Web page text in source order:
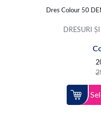
Dres Colour 50
DRESURI